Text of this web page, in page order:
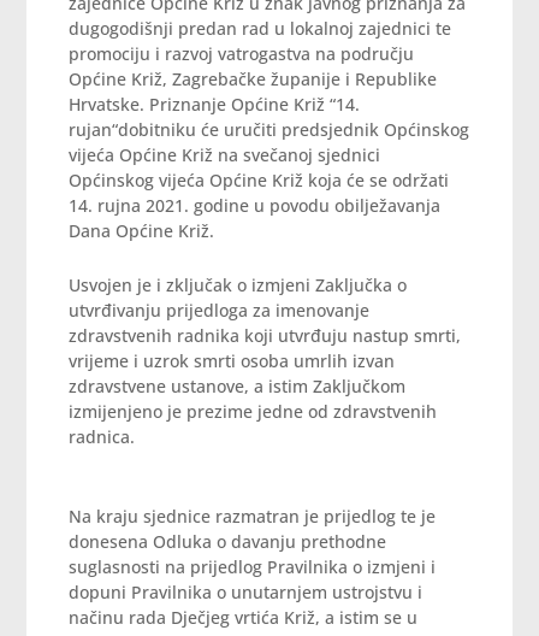
dugogodišnji predan rad u lokalnoj zajednici te
promociju i razvoj vatrogastva na području
Općine Križ, Zagrebačke županije i Republike
Hrvatske. Priznanje Općine Križ “14.
rujan“dobitniku će uručiti predsjednik Općinskog
vijeća Općine Križ na svečanoj sjednici
Općinskog vijeća Općine Križ koja će se održati
14. rujna 2021. godine u povodu obilježavanja
Dana Općine Križ.
Usvojen je i zključak o izmjeni Zaključka o
utvrđivanju prijedloga za imenovanje
zdravstvenih radnika koji utvrđuju nastup smrti,
vrijeme i uzrok smrti osoba umrlih izvan
zdravstvene ustanove, a istim Zaključkom
izmijenjeno je prezime jedne od zdravstvenih
radnica.
Na kraju sjednice razmatran je prijedlog te je
donesena Odluka o davanju prethodne
suglasnosti na prijedlog Pravilnika o izmjeni i
dopuni Pravilnika o unutarnjem ustrojstvu i
načinu rada Dječjeg vrtića Križ, a istim se u